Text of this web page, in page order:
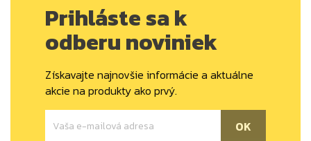
Prihláste sa k
odberu noviniek
Získavajte najnovšie informácie a aktuálne
akcie na produkty ako prvý.